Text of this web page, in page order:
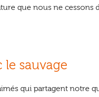
que nous ne cessons
le sauvage
qui partagent notre